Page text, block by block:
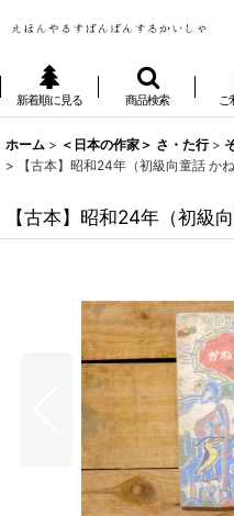
新着順に見る 商品検索 ご
ホーム > ＜日本の作家＞ さ・た行 >
>
【古本】昭和24年（初級向童話 か
【古本】昭和24年（初級